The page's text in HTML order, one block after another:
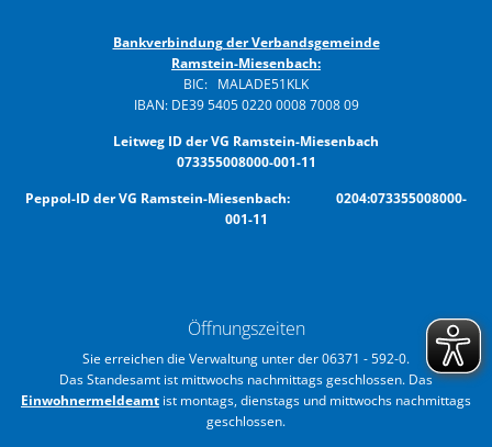
Bankverbindung der Verbandsgemeinde
Ramstein-Miesenbach:
BIC: MALADE51KLK
IBAN: DE39 5405 0220 0008 7008 09
Leitweg ID der VG Ramstein-Miesenbach
073355008000-001-11
Peppol-ID der VG Ramstein-Miesenbach: 0204:073355008000-
001-11
Öffnungszeiten
Sie erreichen die Verwaltung unter der 06371 - 592-0.
Das Standesamt ist mittwochs nachmittags geschlossen. Das
Einwohnermeldeamt ist montags, dienstags und mittwochs nachmittags
geschlossen.